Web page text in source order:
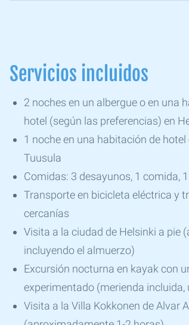
Servicios incluidos
2 noches en un albergue o en una
hotel (según las preferencias) en
1 noche en una habitación de
Tuusula
Comidas: 3 desayunos, 1 comida,
Transporte en bicicleta eléctrica y
cercanías
Visita a la ciudad de Helsinki a pie
incluyendo el almuerzo)
Excursión nocturna en kayak con
experimentado (merienda incluida,
Visita a la Villa Kokkonen de Alvar